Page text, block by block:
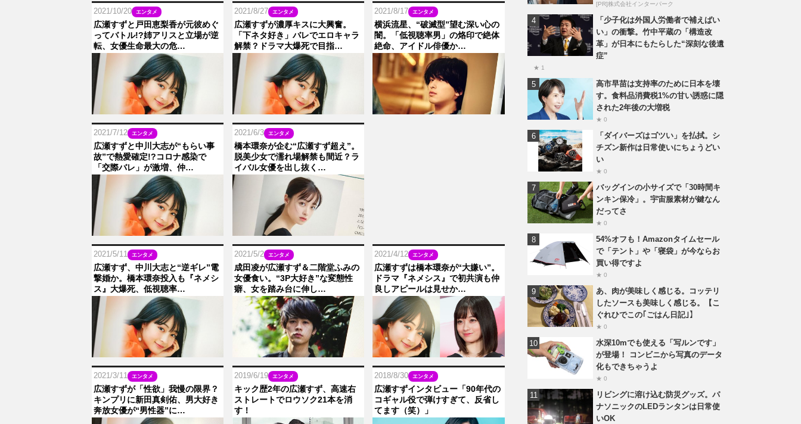
2021/10/20 エンタメ
広瀬すずと戸田恵梨香が元彼めぐ
ってバトル!?姉アリスと立場が逆
転、女優生命最大の危…
2021/8/27 エンタメ
広瀬すずが濃厚キスに大興奮。
「下ネタ好き」バレでエロキャラ
解禁？ドラマ大爆死で目指…
2021/8/17 エンタメ
横浜流星、“破滅型”望む深い心の
闇。「低視聴率男」の烙印で絶体
絶命、アイドル俳優か…
2021/7/12 エンタメ
広瀬すずと中川大志が“もらい事
故”で熱愛確定!?コロナ感染で
「交際バレ」が激増、仲…
2021/6/3 エンタメ
橋本環奈が企む“広瀬すず超え”。
脱美少女で濡れ場解禁も間近？ラ
イバル女優を出し抜く…
2021/5/11 エンタメ
広瀬すず、中川大志と“逆ギレ”電
撃婚か。橋本環奈投入も『ネメシ
ス』大爆死、低視聴率…
2021/5/2 エンタメ
成田凌が広瀬すず＆二階堂ふみの
女優食い。“3P大好き”な変態性
癖、女を踏み台に伸し…
2021/4/12 エンタメ
広瀬すずは橋本環奈が“大嫌い”。
ドラマ『ネメシス』で初共演も仲
良しアピールは見せか…
2021/3/11 エンタメ
広瀬すずが「性欲」我慢の限界？
キンプリに新田真剣佑、男大好き
奔放女優が“男性器”に…
2019/6/19 エンタメ
キック歴2年の広瀬すず、高速右
ストレートでロウソク21本を消
す！
2018/8/30 エンタメ
広瀬すずインタビュー「90年代の
コギャル役で弾けすぎて、反省し
てます（笑）」
[PR]株式会社インターパーク
「少子化は外国人労働者で補えばい
い」の衝撃。竹中平蔵の「構造改
革」が日本にもたらした“深刻な後遺
症”
★ 1
高市早苗は支持率のために日本を壊
す。食料品消費税1%の甘い誘惑に隠
された2年後の大増税
★ 0
「ダイバーズはゴツい」を払拭。シ
チズン新作は日常使いにちょうどい
い
★ 0
バッグインの小サイズで「30時間キ
ンキン保冷」。宇宙服素材が鍵なん
だってさ
★ 0
54%オフも！Amazonタイムセール
で「テント」や「寝袋」が今ならお
買い得ですよ
★ 0
あ、肉が美味しく感じる。コッテリ
したソースも美味しく感じる。【こ
ぐれひでこの｢ごはん日記｣】
★ 0
水深10mでも使える「写ルンです」
が登場！ コンビニから写真のデータ
化もできちゃうよ
★ 0
リビングに溶け込む防災グッズ。パ
ナソニックのLEDランタンは日常使
いOK